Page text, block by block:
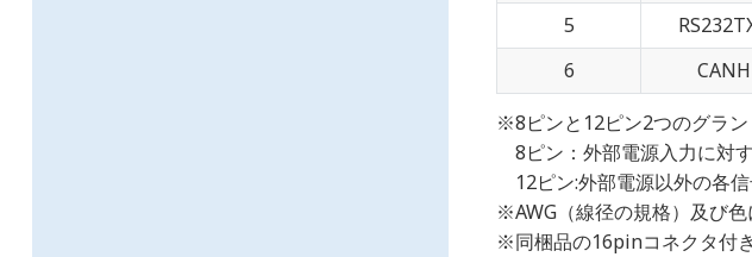
5
6
CANH
※8ピンと12ピン2つのグラン
8ピン：外部電源入力に対
12ピン:外部電源以外の各
※AWG（線径の規格）及び
※同梱品の16pinコネクタ付